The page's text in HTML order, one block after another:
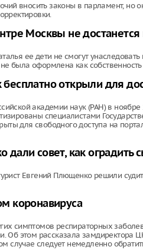
вносить законы в парламент, но
Москвы не
ее дети не смогут
была оформлена как
открыли для
академии наук (РАН) в
специалистами
для свободного доступа на
совет, как оградить
Евгений Плющенко решили
коронавируса
симптомов респираторных
Об этом рассказала замдиректора
случае следует немедленно